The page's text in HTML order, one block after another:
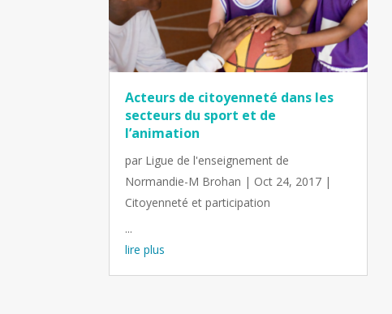
Acteurs de citoyenneté dans les
secteurs du sport et de
l’animation
par Ligue de l'enseignement de
Normandie-M Brohan | Oct 24, 2017 |
Citoyenneté et participation
...
lire plus